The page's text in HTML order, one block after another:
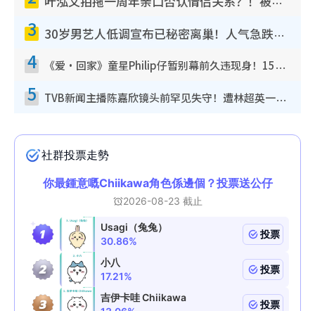
3 30岁男艺人低调宣布已秘密离巢！人气急跌变失踪人口：“这几年过得并不容易”
4 《爱·回家》童星Philip仔暂别幕前久违现身！15岁近况暴风成长长高变帅气少年
5 TVB新闻主播陈嘉欣镜头前罕见失守！遭林超英一句话突袭吓坏当场大笑